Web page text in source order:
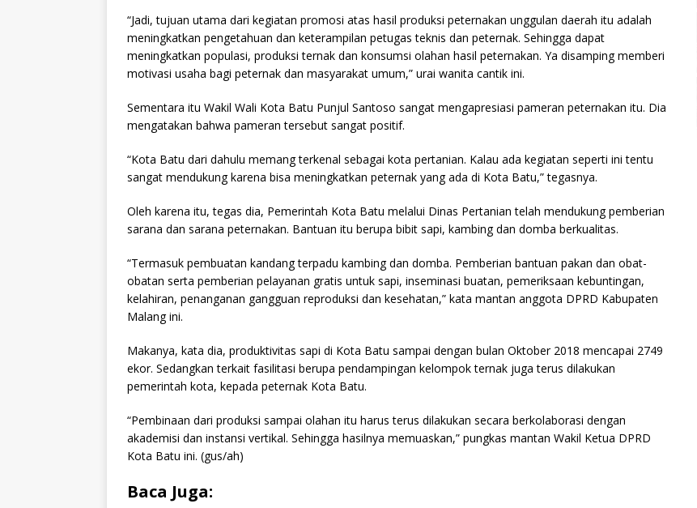
“Jadi, tujuan utama dari kegiatan promosi atas hasil produksi peternakan unggulan daerah itu adalah
meningkatkan pengetahuan dan keterampilan petugas teknis dan peternak. Sehingga dapat
meningkatkan populasi, produksi ternak dan konsumsi olahan hasil peternakan. Ya disamping memberi
motivasi usaha bagi peternak dan masyarakat umum,” urai wanita cantik ini.
Sementara itu Wakil Wali Kota Batu Punjul Santoso sangat mengapresiasi pameran peternakan itu. Dia
mengatakan bahwa pameran tersebut sangat positif.
“Kota Batu dari dahulu memang terkenal sebagai kota pertanian. Kalau ada kegiatan seperti ini tentu
sangat mendukung karena bisa meningkatkan peternak yang ada di Kota Batu,” tegasnya.
Oleh karena itu, tegas dia, Pemerintah Kota Batu melalui Dinas Pertanian telah mendukung pemberian
sarana dan sarana peternakan. Bantuan itu berupa bibit sapi, kambing dan domba berkualitas.
“Termasuk pembuatan kandang terpadu kambing dan domba. Pemberian bantuan pakan dan obat-
obatan serta pemberian pelayanan gratis untuk sapi, inseminasi buatan, pemeriksaan kebuntingan,
kelahiran, penanganan gangguan reproduksi dan kesehatan,” kata mantan anggota DPRD Kabupaten
Malang ini.
Makanya, kata dia, produktivitas sapi di Kota Batu sampai dengan bulan Oktober 2018 mencapai 2749
ekor. Sedangkan terkait fasilitasi berupa pendampingan kelompok ternak juga terus dilakukan
pemerintah kota, kepada peternak Kota Batu.
“Pembinaan dari produksi sampai olahan itu harus terus dilakukan secara berkolaborasi dengan
akademisi dan instansi vertikal. Sehingga hasilnya memuaskan,” pungkas mantan Wakil Ketua DPRD
Kota Batu ini. (gus/ah)
Baca Juga: